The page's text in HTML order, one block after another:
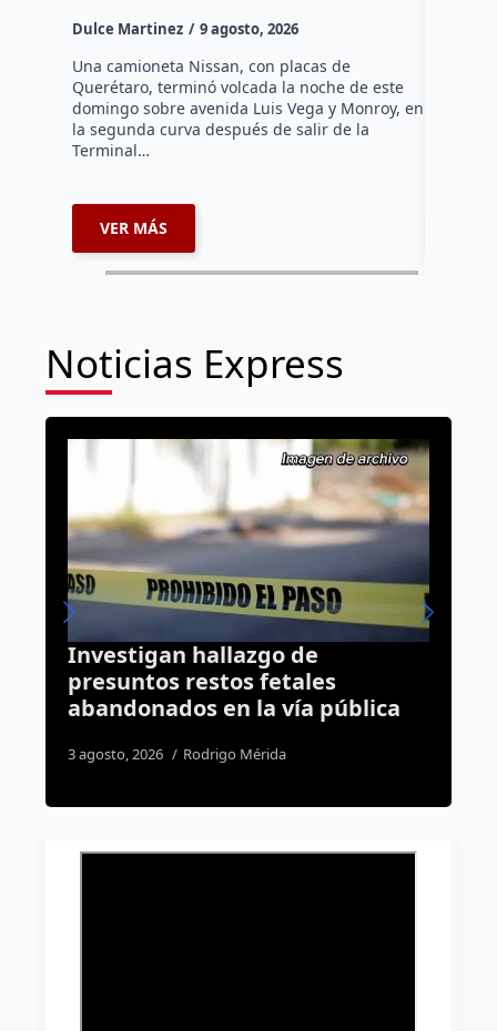
Dulce Martinez 9 agosto, 2026
Una camioneta Nissan, con placas de
Querétaro, terminó volcada la noche de este
domingo sobre avenida Luis Vega y Monroy, en
la segunda curva después de salir de la
Terminal…
VER MÁS
Noticias Express
pública
“El Pancho” y “El Nata”
sentenciados por robo de
vehículo cometido en la